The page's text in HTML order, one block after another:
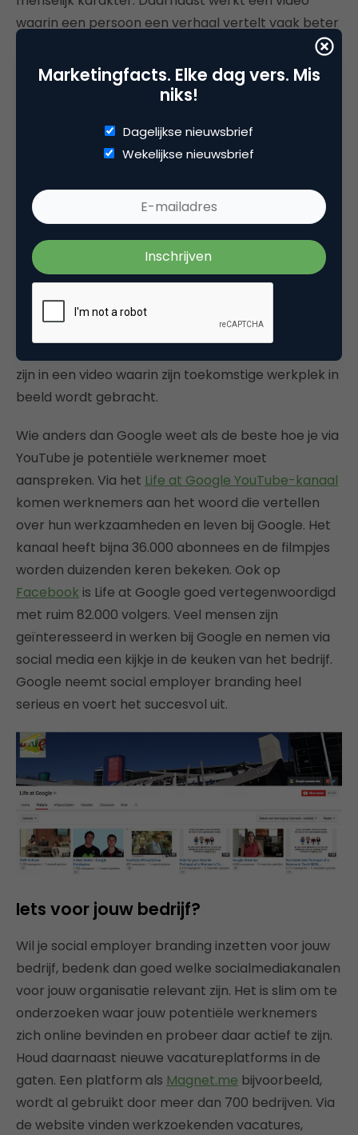
waarin een persoon een verhaal vertelt vaak beter
Via YouTube zijn verschillende contentlijnen
mogelijk. Zo zou een reeks video’s waarin
werknemers aan het woord komen over hun
functie en ervaringen bij het bedrijf, interessante
informatie bevatten, maar een persoonlijk verhaal
van een werknemer is natuurlijk écht relevant voor
de potentiële werknemers. Denk bijvoorbeeld aan
een videoreeks waarin een werknemer elke week
een sollicitatietip geeft aan de potentiële
werknemer. Ook kan in een video de werkplek
gepresenteerd worden. De sollicitant zal bij
interesse in jouw bedrijf ongetwijfeld geïnteresseerd
zijn in een video waarin zijn toekomstige werkplek in
beeld wordt gebracht.
Wie anders dan Google weet als de beste hoe je via
YouTube je potentiële werknemer moet
aanspreken. Via het Life at Google YouTube-kanaal
komen werknemers aan het woord die vertellen
over hun werkzaamheden en leven bij Google. Het
kanaal heeft bijna 36.000 abonnees en de filmpjes
worden duizenden keren bekeken. Ook op
Facebook is Life at Google goed vertegenwoordigd
met ruim 82.000 volgers. Veel mensen zijn
geïnteresseerd in werken bij Google en nemen via
social media een kijkje in de keuken van het bedrijf.
Google neemt social employer branding heel
serieus en voert het succesvol uit.
Iets voor jouw bedrijf?
Wil je social employer branding inzetten voor jouw
bedrijf, bedenk dan goed welke socialmediakanalen
voor jouw organisatie relevant zijn. Het is slim om te
onderzoeken waar jouw potentiële werknemers
zich online bevinden en probeer daar actief te zijn.
Houd daarnaast nieuwe vacatureplatforms in de
gaten. Een platform als Magnet.me bijvoorbeeld,
wordt al gebruikt door meer dan 700 bedrijven. Via
de website vinden werkzoekenden vacatures,
Marketingfacts. Elke dag vers. Mis
niks!
Dagelijkse nieuwsbrief
Wekelijkse nieuwsbrief